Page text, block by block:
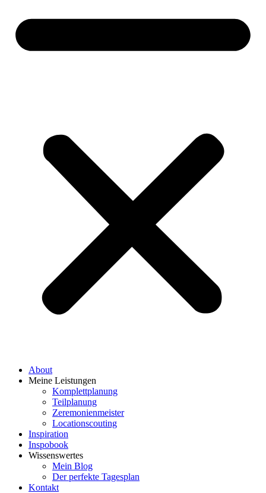
About
Meine Leistungen
Komplettplanung
Teilplanung
Zeremonienmeister
Locationscouting
Inspiration
Inspobook
Wissenswertes
Mein Blog
Der perfekte Tagesplan
Kontakt